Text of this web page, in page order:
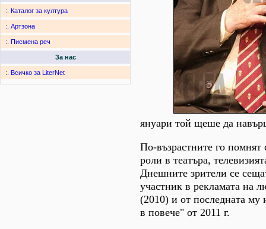
:. Каталог за култура
:. Артзона
:. Писмена реч
За нас
:. Всичко за LiterNet
януари той щеше да
По-възрастните го помнят
роли в театъра,
Днешните зрители се
участник в рекламата на
(2010) и от последната му
в повече" от 2011 г.